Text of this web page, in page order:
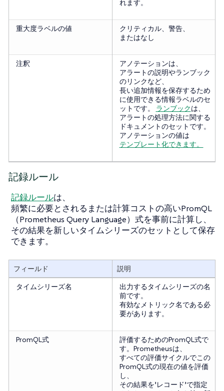
れます。
重大度ラベルの値
クリティカル、警告、
またはなし
注釈
アノテーションは、
アラートの説明やランブック
のリンクなど、
長い追加情報を保存するため
に使用できる情報ラベルのセ
ットです。 ランブックは、
アラートの処理方法に関する
ドキュメントのセットです。
アノテーションの値は
テンプレート化できます。
記録ルール
記録ルールは、
頻繁に必要とされるまたは計算コストの高いPromQL
（Prometheus Query Language）式を事前に計算し、
その結果を新しいタイムシリーズのセットとして保存
できます。
フィールド
説明
タイムシリーズ名
出力するタイムシリーズの名
前です。
有効なメトリック名である必
要があります。
PromQL式
評価するためのPromQL式で
す。Prometheusは、
すべての評価サイクルでこの
PromQL式の現在の値を評価
し、
その結果を’レコード’で指定